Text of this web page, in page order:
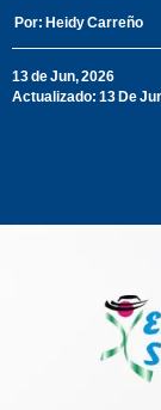
Por: Heidy Carreño
13 de Jun, 2026
Actualizado: 13 De